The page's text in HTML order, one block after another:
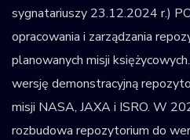
sygnatariuszy 23.12.2024 r.)
opracowania i zarządzania
planowanych misji
wersję demonstracyjną
misji NASA, JAXA i ISRO. W
rozbudowa repozytorium do